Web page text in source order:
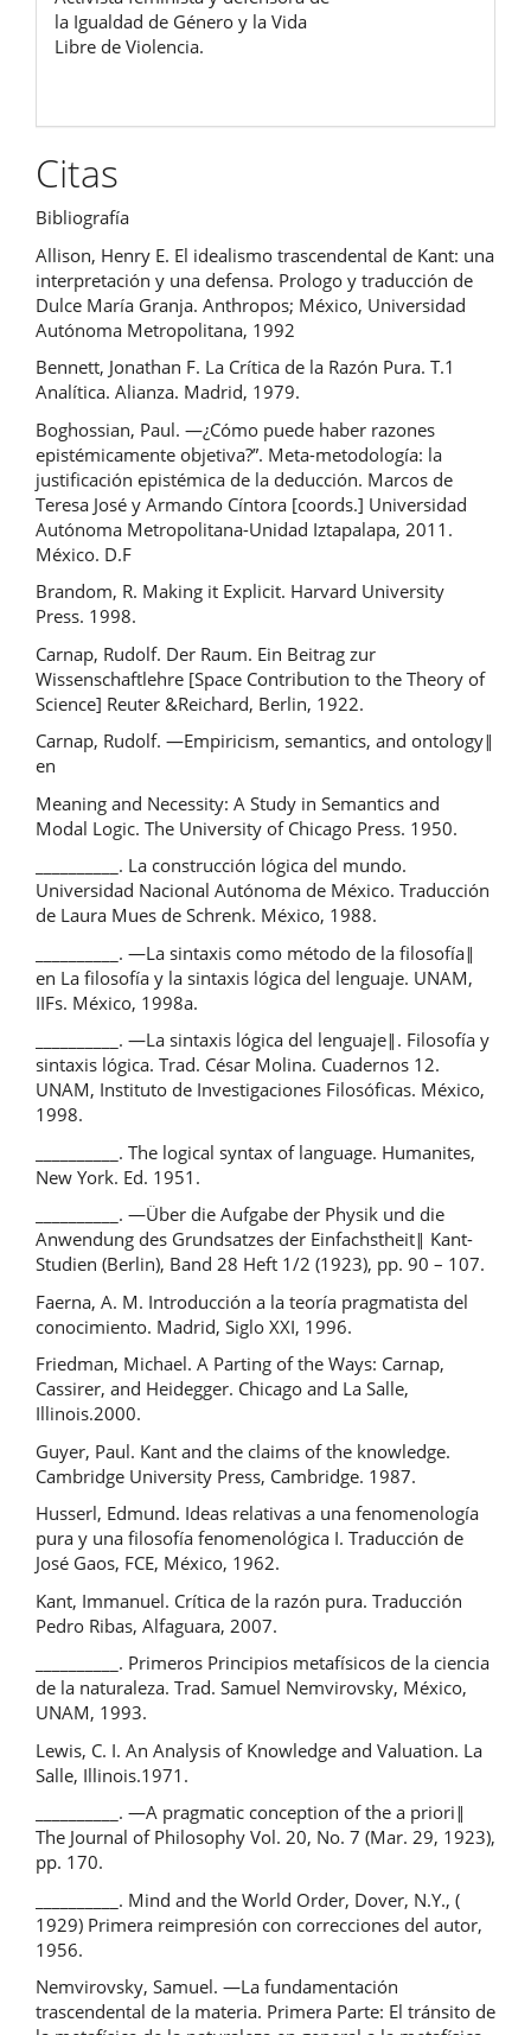
la Igualdad de Género y la Vida
Libre de Violencia.
Citas
Bibliografía
Allison, Henry E. El idealismo trascendental de Kant: una
interpretación y una defensa. Prologo y traducción de
Dulce María Granja. Anthropos; México, Universidad
Autónoma Metropolitana, 1992
Bennett, Jonathan F. La Crítica de la Razón Pura. T.1
Analítica. Alianza. Madrid, 1979.
Boghossian, Paul. ―¿Cómo puede haber razones
epistémicamente objetiva?”. Meta-metodología: la
justificación epistémica de la deducción. Marcos de
Teresa José y Armando Cíntora [coords.] Universidad
Autónoma Metropolitana-Unidad Iztapalapa, 2011.
México. D.F
Brandom, R. Making it Explicit. Harvard University
Press. 1998.
Carnap, Rudolf. Der Raum. Ein Beitrag zur
Wissenschaftlehre [Space Contribution to the Theory of
Science] Reuter &Reichard, Berlin, 1922.
Carnap, Rudolf. ―Empiricism, semantics, and ontology‖
en
Meaning and Necessity: A Study in Semantics and
Modal Logic. The University of Chicago Press. 1950.
__________. La construcción lógica del mundo.
Universidad Nacional Autónoma de México. Traducción
de Laura Mues de Schrenk. México, 1988.
__________. ―La sintaxis como método de la filosofía‖
en La filosofía y la sintaxis lógica del lenguaje. UNAM,
IIFs. México, 1998a.
__________. ―La sintaxis lógica del lenguaje‖. Filosofía y
sintaxis lógica. Trad. César Molina. Cuadernos 12.
UNAM, Instituto de Investigaciones Filosóficas. México,
1998.
__________. The logical syntax of language. Humanites,
New York. Ed. 1951.
__________. ―Über die Aufgabe der Physik und die
Anwendung des Grundsatzes der Einfachstheit‖ Kant-
Studien (Berlin), Band 28 Heft 1/2 (1923), pp. 90 – 107.
Faerna, A. M. Introducción a la teoría pragmatista del
conocimiento. Madrid, Siglo XXI, 1996.
Friedman, Michael. A Parting of the Ways: Carnap,
Cassirer, and Heidegger. Chicago and La Salle,
Illinois.2000.
Guyer, Paul. Kant and the claims of the knowledge.
Cambridge University Press, Cambridge. 1987.
Husserl, Edmund. Ideas relativas a una fenomenología
pura y una filosofía fenomenológica I. Traducción de
José Gaos, FCE, México, 1962.
Kant, Immanuel. Crítica de la razón pura. Traducción
Pedro Ribas, Alfaguara, 2007.
__________. Primeros Principios metafísicos de la ciencia
de la naturaleza. Trad. Samuel Nemvirovsky, México,
UNAM, 1993.
Lewis, C. I. An Analysis of Knowledge and Valuation. La
Salle, Illinois.1971.
__________. ―A pragmatic conception of the a priori‖
The Journal of Philosophy Vol. 20, No. 7 (Mar. 29, 1923),
pp. 170.
__________. Mind and the World Order, Dover, N.Y., (
1929) Primera reimpresión con correcciones del autor,
1956.
Nemvirovsky, Samuel. ―La fundamentación
trascendental de la materia. Primera Parte: El tránsito de